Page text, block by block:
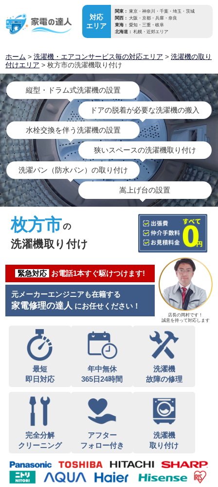
対応
エリア
関東： 東京・神奈川・千葉・埼玉・茨城
関西： 大阪・京都・兵庫・奈良
東海： 愛知・三重・岐阜
北海道： 札幌・近郊エリア
ホーム >洗濯機・エアコンサービス毎の対応エリア >洗濯機の取り
付けエリア > 枚方市の洗濯機取り付け
縦型・ドラム式洗濯機の設置
ドアの脱着が必要な洗濯機の搬入
水栓交換を伴う洗濯機の設置
狭いスペースの洗濯機取り付け
洗濯パン（防水パン）の取り付け
嵩上げ台の設置
枚方市の
洗濯機取り付け
緊急対応 お電話1本すぐ駆けつけます!
元メーカーエンジニアも在籍する
家電修理の達人 にお任せください！
店長の岡村です！
誠意を持って対応します
最短
即日対応
年中無休
365日24時間
洗濯機
故障の修理
完全分解
クリーニング
アフター
フォロー付き
洗濯機
取り付け